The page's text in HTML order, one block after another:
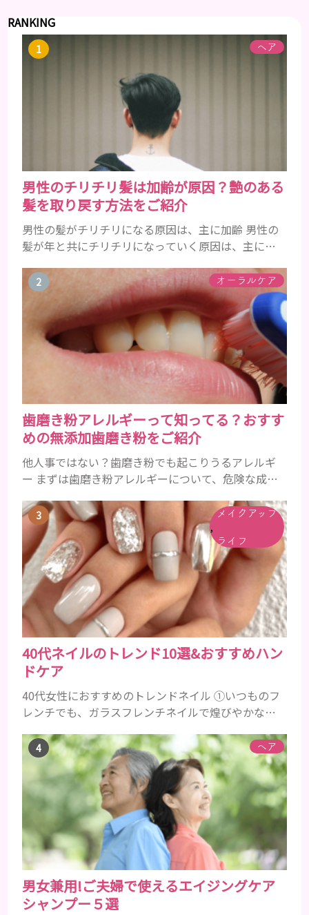
RANKING
ヘア
男性のチリチリ髪は加齢が原因？艶のある
髪を取り戻す方法をご紹介
男性の髪がチリチリになる原因は、主に加齢 男性の
髪が年と共にチリチリになっていく原因は、主に加
にツヤがあった男性も、いつのまにか髪がチリチリ
でペタンとするようになったと感じる人もいるでし
ょう。特に大人の男性としての魅力が出てくる40代
以降の男性に悩んでいる人が多い傾向があります。
髪が生え変わるサイクルは、年齢と共に乱れていき
ます。髪が太くならないま...
オーラルケア
歯磨き粉アレルギーって知ってる？おすす
めの無添加歯磨き粉をご紹介
他人事ではない？歯磨き粉でも起こりうるアレルギ
ー まずは歯磨き粉アレルギーについて、危険な成分
まれるアレルギーを起こすおそれのある成分 まず、
普段お使いの歯磨き粉に含まれているどの成分にア
レルギーを引き起こすおそれがあるのかを説明しま
すね。 •フッ素･･･歯の表面のエナメルを守り強くし
たり、虫歯と防ぐ働きを持つ成分 •香味料 ･･･歯磨き
粉の風味や爽...
メイクアップ
,
ライフ
40代ネイルのトレンド10選&おすすめハン
ドケア
40代女性におすすめのトレンドネイル ①いつものフ
レンチでも、ガラスフレンチネイルで煌びやかな上
血色の良いピンクゴールドでマグネットネイル 引用
元：https://4meee.com/articles/view/30008363
③2024トレンドカラーのピーチファズ（Peach
Fuzz）ネイル 引用元 ④ストーンやミラーを多めに、
大人女性も老け...
ヘア
男女兼用!ご夫婦で使えるエイジングケア
シャンプー５選